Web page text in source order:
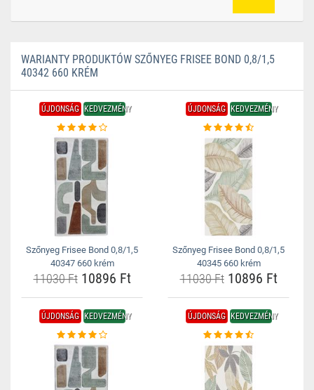
WARIANTY PRODUKTÓW SZŐNYEG FRISEE BOND 0,8/1,5
40342 660 KRÉM
ÚJDONSÁG KEDVEZMÉNY
Szőnyeg Frisee Bond 0,8/1,5
40347 660 krém
11030 Ft10896 Ft
ÚJDONSÁG KEDVEZMÉNY
Szőnyeg Frisee Bond 0,8/1,5
40345 660 krém
11030 Ft10896 Ft
ÚJDONSÁG KEDVEZMÉNY ÚJDONSÁG KEDVEZMÉNY